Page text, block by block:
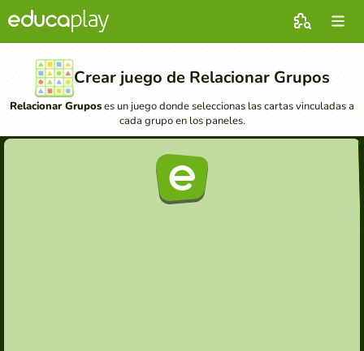
Crear juego de Relacionar Grupos
Relacionar Gruposes un juego donde seleccionas las cartas vinculadas a
cada grupo en los paneles.